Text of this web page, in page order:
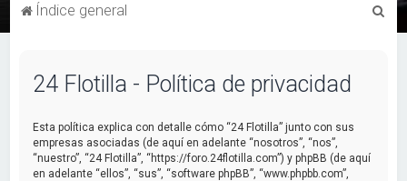
Índice general
24 Flotilla - Política de privacidad
Esta política explica con detalle cómo “24 Flotilla” junto con sus
empresas asociadas (de aquí en adelante “nosotros”, “nos”,
“nuestro”, “24 Flotilla”, “https://foro.24flotilla.com”) y phpBB (de aquí
en adelante “ellos”, “sus”, “software phpBB”, “www.phpbb.com”,